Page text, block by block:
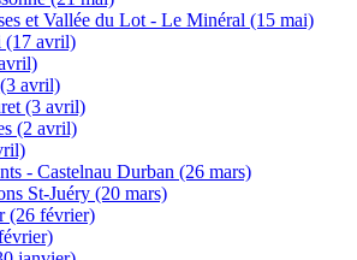
et Vallée du Lot - Le Minéral (15 mai)
(17 avril)
avril)
(3 avril)
(2 avril)
- Castelnau Durban (26 mars)
St-Juéry (20 mars)
(26 février)